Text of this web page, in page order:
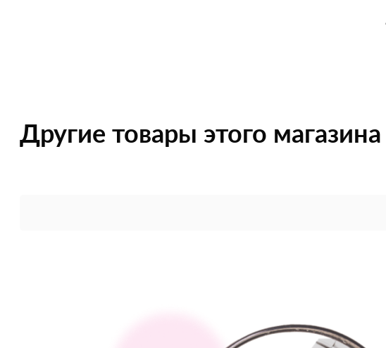
Другие товары этого магазина